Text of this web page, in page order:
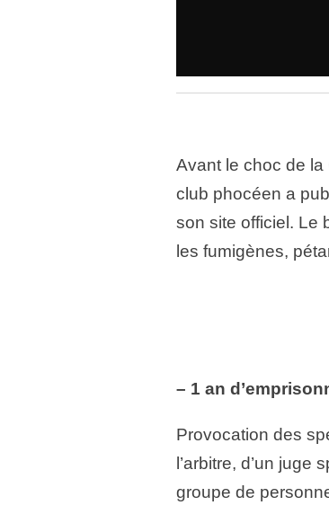
Avant le choc de la
club phocéen a
son site officiel. Le
les fumigènes,
– 1 an
Provocation des
l’arbitre, d’un juge
groupe de